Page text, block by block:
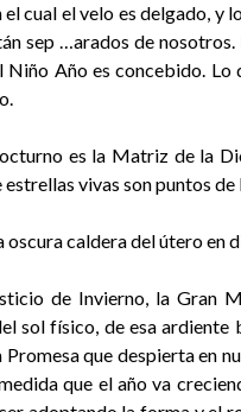
cual el velo es delgado, y
sep …arados de
Niño Año es concebido.
es la Matriz de la
vivas son puntos de
oscura caldera del útero en
de Invierno, la Gran
sol físico, de esa ardiente
que despierta en
que el año va